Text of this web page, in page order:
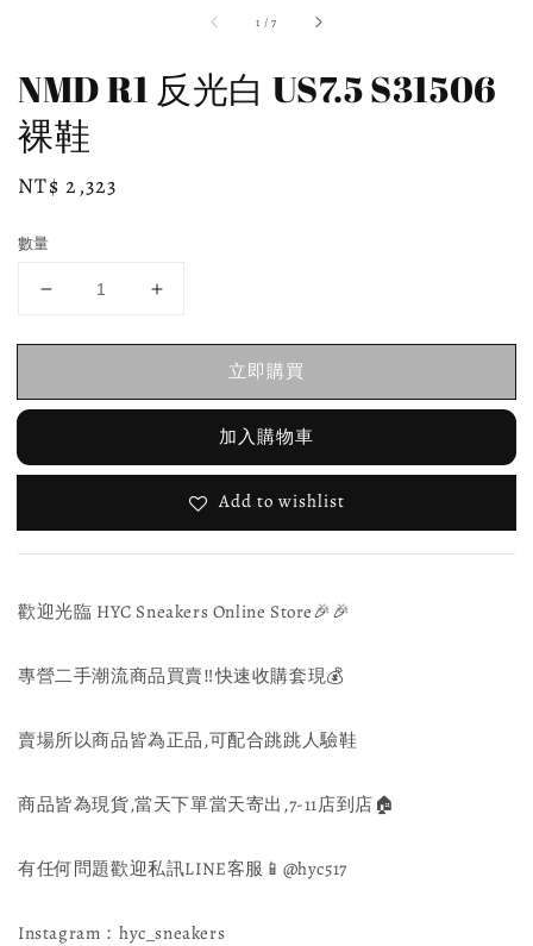
1 /7
NMD R1 反光白 US7.5 S31506
裸鞋
Regular
NT$ 2,323
數量
立即購買
加入購物車
Add to wishlist
歡迎光臨 HYC Sneakers Online Store🎉🎉
專營二手潮流商品買賣‼️快速收購套現💰
賣場所以商品皆為正品,可配合跳跳人驗鞋
商品皆為現貨,當天下單當天寄出,7-11店到店🏠
有任何問題歡迎私訊LINE客服📱@hyc517
Instagram：hyc_sneakers